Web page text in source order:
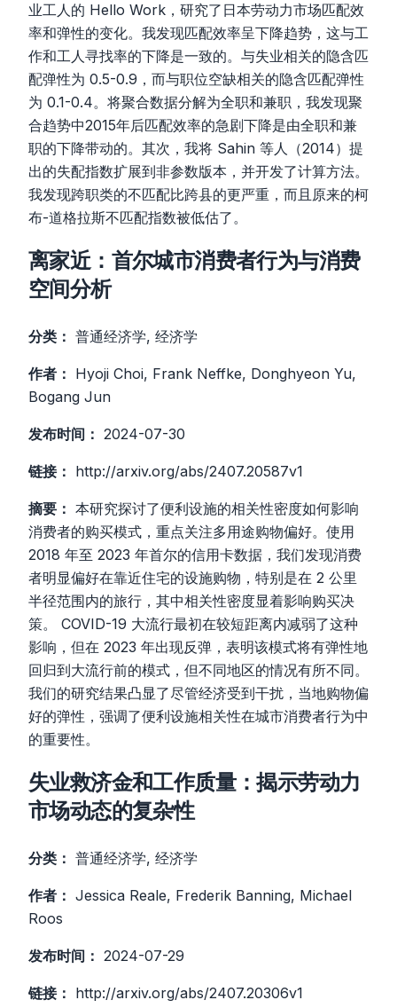
业工人的 Hello Work，研究了日本劳动力市场匹配效
率和弹性的变化。我发现匹配效率呈下降趋势，这与工
作和工人寻找率的下降是一致的。与失业相关的隐含匹
配弹性为 0.5-0.9，而与职位空缺相关的隐含匹配弹性
为 0.1-0.4。将聚合数据分解为全职和兼职，我发现聚
合趋势中2015年后匹配效率的急剧下降是由全职和兼
职的下降带动的。其次，我将 Sahin 等人（2014）提
出的失配指数扩展到非参数版本，并开发了计算方法。
我发现跨职类的不匹配比跨县的更严重，而且原来的柯
布-道格拉斯不匹配指数被低估了。
离家近：首尔城市消费者行为与消费
空间分析
分类： 普通经济学, 经济学
作者： Hyoji Choi, Frank Neffke, Donghyeon Yu,
Bogang Jun
发布时间： 2024-07-30
链接： http://arxiv.org/abs/2407.20587v1
摘要： 本研究探讨了便利设施的相关性密度如何影响
消费者的购买模式，重点关注多用途购物偏好。使用
2018 年至 2023 年首尔的信用卡数据，我们发现消费
者明显偏好在靠近住宅的设施购物，特别是在 2 公里
半径范围内的旅行，其中相关性密度显着影响购买决
策。 COVID-19 大流行最初在较短距离内减弱了这种
影响，但在 2023 年出现反弹，表明该模式将有弹性地
回归到大流行前的模式，但不同地区的情况有所不同。
我们的研究结果凸显了尽管经济受到干扰，当地购物偏
好的弹性，强调了便利设施相关性在城市消费者行为中
的重要性。
失业救济金和工作质量：揭示劳动力
市场动态的复杂性
分类： 普通经济学, 经济学
作者： Jessica Reale, Frederik Banning, Michael
Roos
发布时间： 2024-07-29
链接： http://arxiv.org/abs/2407.20306v1